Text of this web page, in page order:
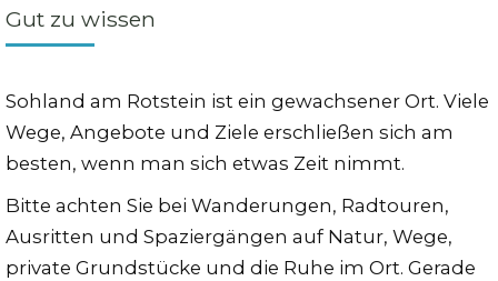
Gut zu wissen
Sohland am Rotstein ist ein gewachsener Ort. Viele
Wege, Angebote und Ziele erschließen sich am
besten, wenn man sich etwas Zeit nimmt.
Bitte achten Sie bei Wanderungen, Radtouren,
Ausritten und Spaziergängen auf Natur, Wege,
private Grundstücke und die Ruhe im Ort. Gerade